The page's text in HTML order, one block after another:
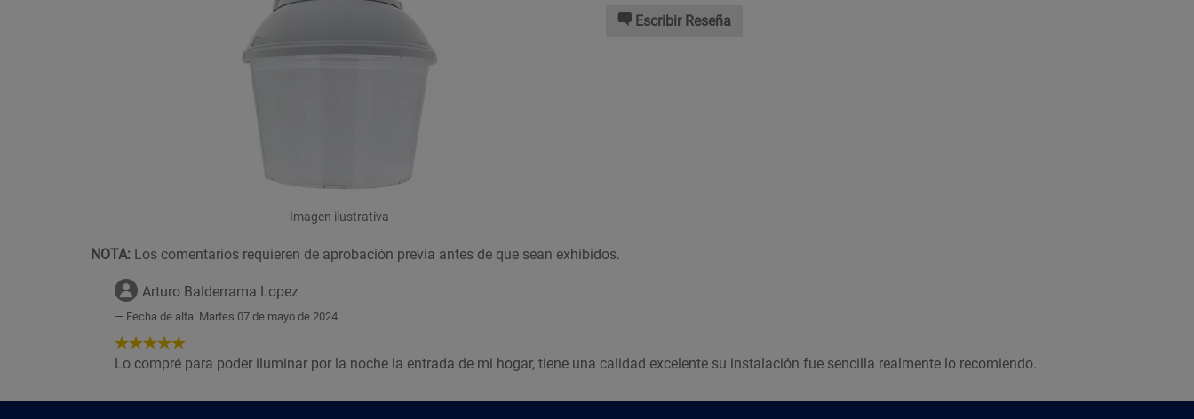
Imagen ilustrativa
Escribir Reseña
NOTA: Los comentarios requieren de aprobación previa antes de que sean exhibidos.
Arturo Balderrama Lopez
Fecha de alta: Martes 07 de mayo de 2024
5
de
Estrellas!
Lo compré para poder iluminar por la noche la entrada de mi hogar, tiene una calidad excelente su instalación fue sencilla realmente lo recomiendo.